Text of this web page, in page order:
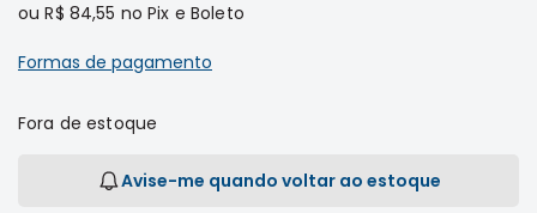
Suspensão
Freio
Transmissão
ouR$ 84,55 no Pix e Boleto
Formas de pagamento
Fora de estoque
Avise-me quando voltar ao estoque